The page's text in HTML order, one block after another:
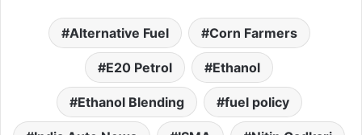
Alternative Fuel Corn Farmers
E20 Petrol Ethanol
Ethanol Blending fuel policy